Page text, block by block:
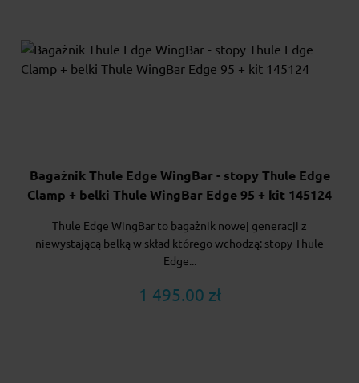
Bagażnik Thule Edge WingBar - stopy Thule Edge
Clamp + belki Thule WingBar Edge 95 + kit 145124
Thule Edge WingBar to bagażnik nowej generacji z
niewystającą belką w skład którego wchodzą: stopy Thule
Edge...
1 495.00 zł